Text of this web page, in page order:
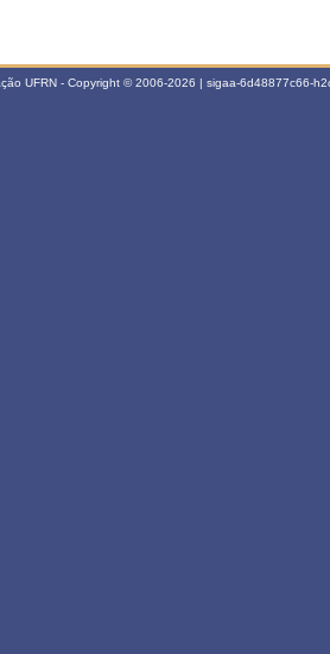
UFRN - Copyright © 2006-2026 | sigaa-6d48877c66-